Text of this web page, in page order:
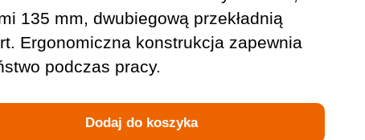
135 mm, dwubiegową przekładnią
Ergonomiczna konstrukcja zapewnia
podczas pracy.
Dodaj do koszyka